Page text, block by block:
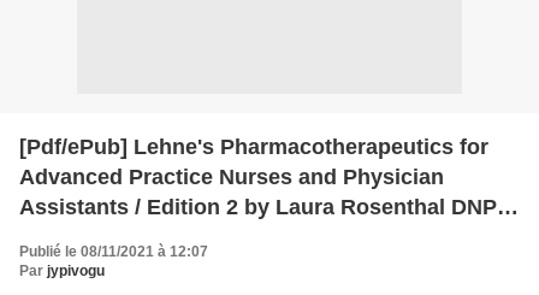
[Pdf/ePub] Lehne's Pharmacotherapeutics for
Advanced Practice Nurses and Physician
Assistants / Edition 2 by Laura Rosenthal DNP,
download ebook
Publié le 08/11/2021 à 12:07
Par jypivogu